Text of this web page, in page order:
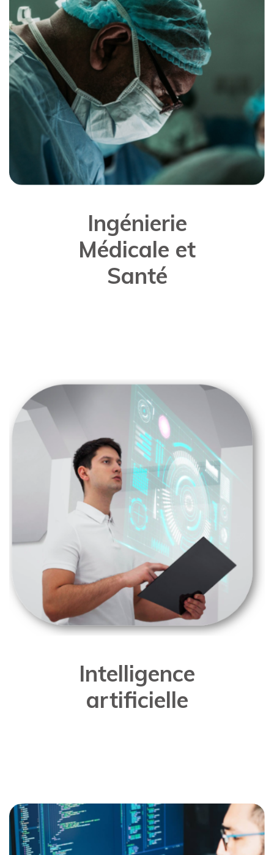
Ingénierie
Médicale et
Santé
Intelligence
artificielle